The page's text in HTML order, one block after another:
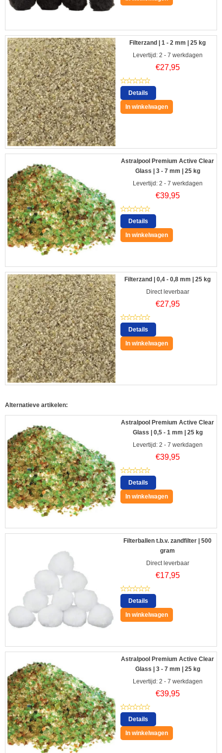
Filterzand | 1 - 2 mm | 25 kg
Levertijd: 2 - 7 werkdagen
€27,95
Details
In winkelwagen
Astralpool Premium Active Clear
Glass | 3 - 7 mm | 25 kg
Levertijd: 2 - 7 werkdagen
€39,95
Details
In winkelwagen
Filterzand | 0,4 - 0,8 mm | 25 kg
Direct leverbaar
€27,95
Details
In winkelwagen
Alternatieve artikelen:
Astralpool Premium Active Clear
Glass | 0,5 - 1 mm | 25 kg
Levertijd: 2 - 7 werkdagen
€39,95
Details
In winkelwagen
Filterballen t.b.v. zandfilter | 500
gram
Direct leverbaar
€17,95
Details
In winkelwagen
Astralpool Premium Active Clear
Glass | 3 - 7 mm | 25 kg
Levertijd: 2 - 7 werkdagen
€39,95
Details
In winkelwagen